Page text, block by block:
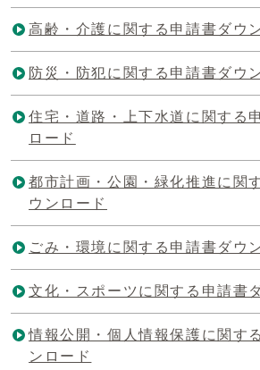
高齢・介護に関する申請書ダウ
防災・防犯に関する申請書ダウ
住宅・道路・上下水道に関する
ロード
都市計画・公園・緑化推進に関
ウンロード
ごみ・環境に関する申請書ダウ
文化・スポーツに関する申請書
情報公開・個人情報保護に関す
ンロード